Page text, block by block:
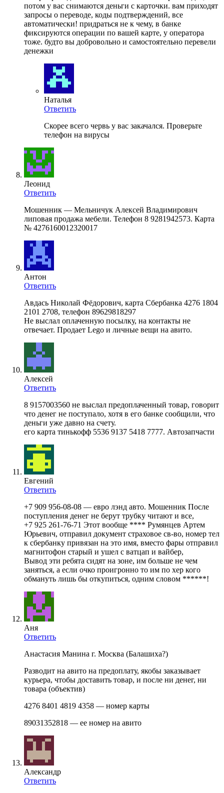
потом у вас снимаются деньги с карточки. вам приходят
запросы о переводе, коды подтверждений, все
автоматически! придраться не к чему, в банке
фиксируются операции по вашей карте, у оператора
тоже. будто вы добровольно и самостоятельно перевели
денежки
Наталья
Ответить
Скорее всего червь у вас закачался. Проверьте
телефон на вирусы
Леонид
Ответить
Мошенник — Мельничук Алексей Владимирович
липовая продажа мебели. Телефон 8 9281942573. Карта
№ 4276160012320017
Антон
Ответить
Авдась Николай Фёдорович, карта Сбербанка 4276 1804
2101 2708, телефон 89629818297
Не выслал оплаченную посылку, на контакты не
отвечает. Продает Lego и личные вещи на авито.
Алексей
Ответить
8 9157003560 не выслал предоплаченный товар, говорит
что денег не поступало, хотя в его банке сообщили, что
деньги уже давно на счету.
его карта тинькофф 5536 9137 5418 7777. Автозапчасти
Евгений
Ответить
+7 909 956-08-08 — евро лэнд авто. Мошенник После
поступления денег не берут трубку читают и все,
+7 925 261-76-71 Этот вообще **** Румянцев Артем
Юрьевич, отправил документ страховое св-во, номер тел
к сбербанку привязан на это имя, вместо фары отправил
магнитофон старый и ушел с ватцап и вайбер,
Вывод эти ребята сидят на зоне, им больше не чем
заняться, а если очко проигронно то им по хер кого
обмануть лишь бы откупиться, одним словом ******!
Аня
Ответить
Анастасия Манина г. Москва (Балашиха?)
Разводит на авито на предоплату, якобы заказывает
курьера, чтобы доставить товар, и после ни денег, ни
товара (объектив)
4276 8401 4819 4358 — номер карты
89031352818 — ее номер на авито
Александр
Ответить